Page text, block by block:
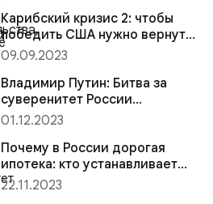
Карибский кризис 2: чтобы
победить США нужно вернуть
полётное задание и нацелить
на центры принятия решений
09.09.2023
Владимир Путин: Битва за
суверенитет России
продолжается
01.12.2023
Почему в России дорогая
ипотека: кто устанавливает
большой процент кредитов и
22.11.2023